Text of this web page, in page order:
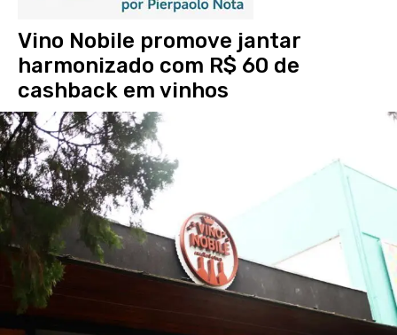
Vino Nobile promove jantar
harmonizado com R$ 60 de
cashback em vinhos